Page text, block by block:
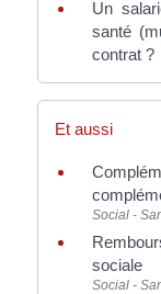
Un
santé
contrat ?
Et aussi
Social -
sociale
Social -